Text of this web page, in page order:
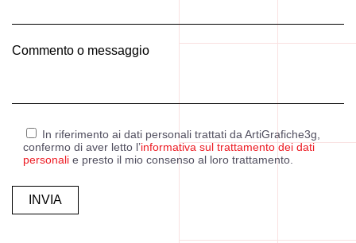
Commento o messaggio
In riferimento ai dati personali trattati da ArtiGrafiche3g,
confermo di aver letto l’informativa sul trattamento dei dati
personali e presto il mio consenso al loro trattamento.